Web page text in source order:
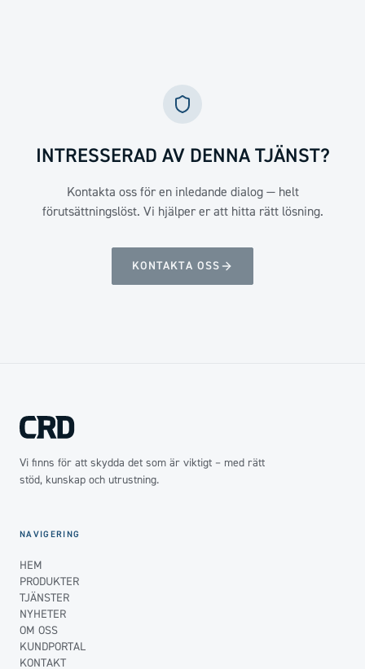
INTRESSERAD AV DENNA TJÄNST?
Kontakta oss för en inledande dialog — helt
förutsättningslöst. Vi hjälper er att hitta rätt lösning.
KONTAKTA OSS
Vi finns för att skydda det som är viktigt – med rätt
stöd, kunskap och utrustning.
NAVIGERING
HEM
PRODUKTER
TJÄNSTER
NYHETER
OM OSS
KUNDPORTAL
KONTAKT